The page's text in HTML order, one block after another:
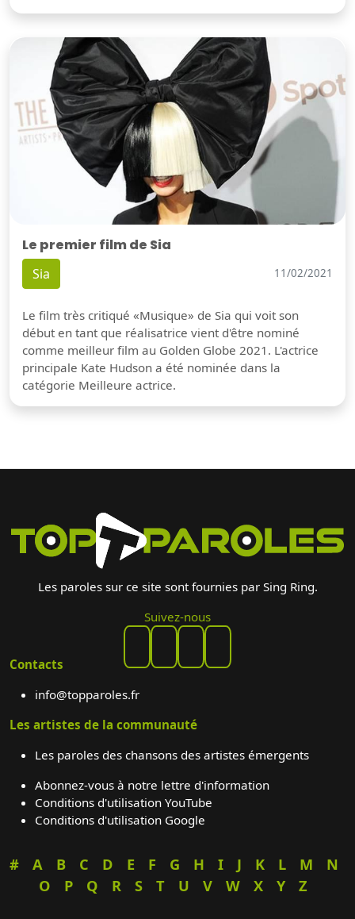
Le premier film de Sia
Sia 11/02/2021
Le film très critiqué «Musique» de Sia qui voit son
début en tant que réalisatrice vient d'être nominé
comme meilleur film au Golden Globe 2021. L'actrice
principale Kate Hudson a été nominée dans la
catégorie Meilleure actrice.
Les paroles sur ce site sont fournies par Sing Ring.
Suivez-nous
Contacts
info@topparoles.fr
Les artistes de la communauté
Les paroles des chansons des artistes émergents
Abonnez-vous à notre lettre d'information
Conditions d'utilisation YouTube
Conditions d'utilisation Google
# A B C D E F G H I J K L M
N
O
P Q R S T U V W X Y Z